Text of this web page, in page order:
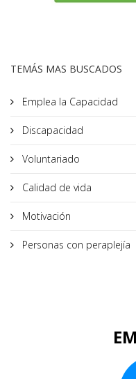
TEMÁS MAS BUSCADOS
Emplea la Capacidad
Discapacidad
Voluntariado
Calidad de vida
Motivación
Personas con peraplejía